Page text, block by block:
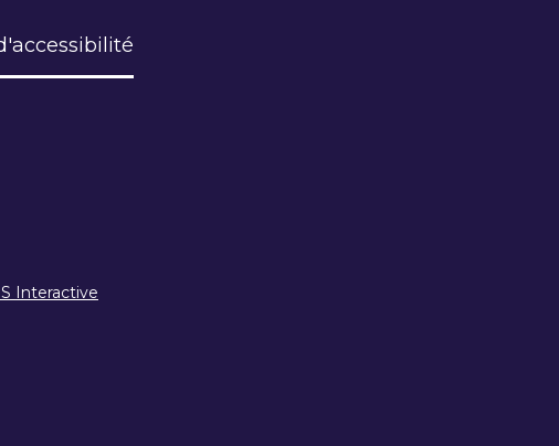
Interactive